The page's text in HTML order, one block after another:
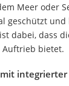
Meer oder
geschützt
dabei, dass
bietet.